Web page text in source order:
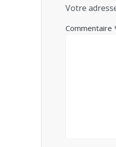
Votre
Commentaire